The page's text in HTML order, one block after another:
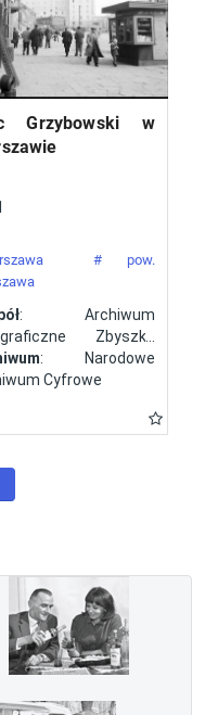
Grzybowski w
# pow.
: Archiwum
Zbyszka
: Narodowe
Cyfrowe